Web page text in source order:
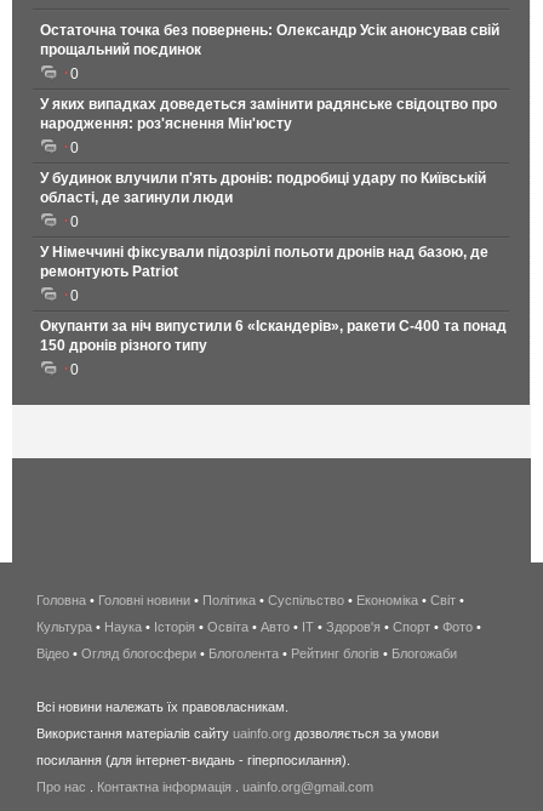
Остаточна точка без повернень: Олександр Усік анонсував свій
прощальний поєдинок
0
У яких випадках доведеться замінити радянське свідоцтво про
народження: роз'яснення Мін'юсту
0
У будинок влучили п'ять дронів: подробиці удару по Київській
області, де загинули люди
0
У Німеччині фіксували підозрілі польоти дронів над базою, де
ремонтують Patriot
0
Окупанти за ніч випустили 6 «Іскандерів», ракети С-400 та понад
150 дронів різного типу
0
беспроводной
интернет
киев
wimax
в
Головна • Головні новини • Політика • Суспільство • Економіка • Світ •
Культура • Наука • Історія • Освіта • Авто • IT • Здоров'я • Спорт • Фото •
Відео • Огляд блогосфери • Блоголента • Рейтинг блогів • Блогожаби
Всі новини належать їх правовласникам.
Використання матеріалів сайту uainfo.org дозволяється за умови
посилання (для інтернет-видань - гіперпосилання).
Про нас
Контактна інформація uainfo.org@gmail.com